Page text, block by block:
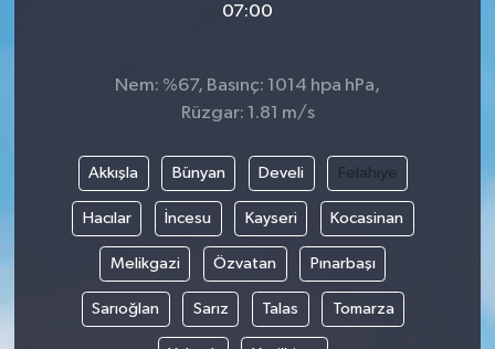
07:00
Nem: %67, Basınç: 1014 hpa hPa,
Rüzgar: 1.81 m/s
Akkışla Bünyan Develi Felahiye
Hacılar İncesu Kayseri Kocasinan
Melikgazi Özvatan Pınarbaşı
Sarıoğlan Sarız Talas Tomarza